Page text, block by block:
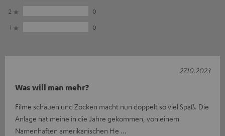
2
0
1
0
Was will man mehr?
Filme schauen und Zocken macht nun doppelt so viel Spaß. Die
Anlage hat meine in die Jahre gekommen, von einem
Namenhaften amerikanischen He
27.10.2023